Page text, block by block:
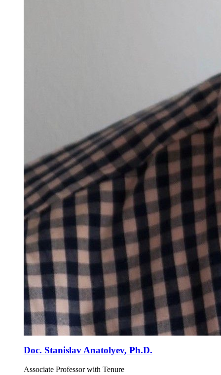
Doc. Stanislav Anatolyev, Ph.D.
Associate Professor with Tenure